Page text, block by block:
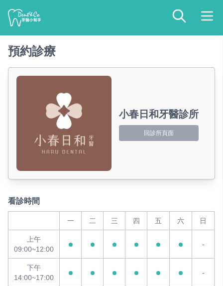
預約診療
小春日和牙醫診所
回診所頁面
看診時間
一 二 三 四 五 六 日
上午
09:00~12:00
-
下午
14:00~17:00
-